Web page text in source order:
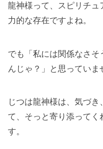
龍神様って、スピリチ
力的な存在ですよね。
でも「私には関係なさ
んじゃ？」と思っていま
じつは龍神様は、気づ
て、そっと寄り添ってく
す。